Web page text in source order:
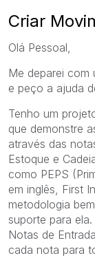
Criar
Olá Pessoal,
Me deparei
e peço a ajuda
Tenho um
que demonstre
através das
Estoque e
como PEPS
em inglês, First
metodologia
suporte para
Notas de
cada nota para